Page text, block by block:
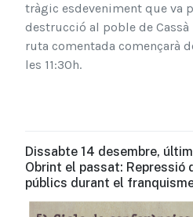
tràgic esdeveniment que va
destrucció al poble de Cassà
ruta comentada començarà
les 11:30h.
Dissabte 14 desembre,
Obrint el passat: Repressió
públics durant el